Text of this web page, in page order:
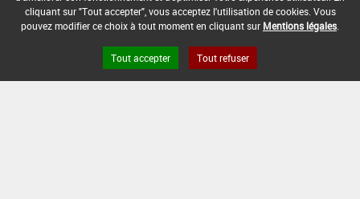
[11015908] Traitements
généraux*Destruct. Mousses (1)
cliquant sur "Tout accepter", vous acceptez l'utilisation de cookies. Vous
pouvez modifier ce choix à tout moment en cliquant sur Mentions légales
Tout accepter Tout refuser